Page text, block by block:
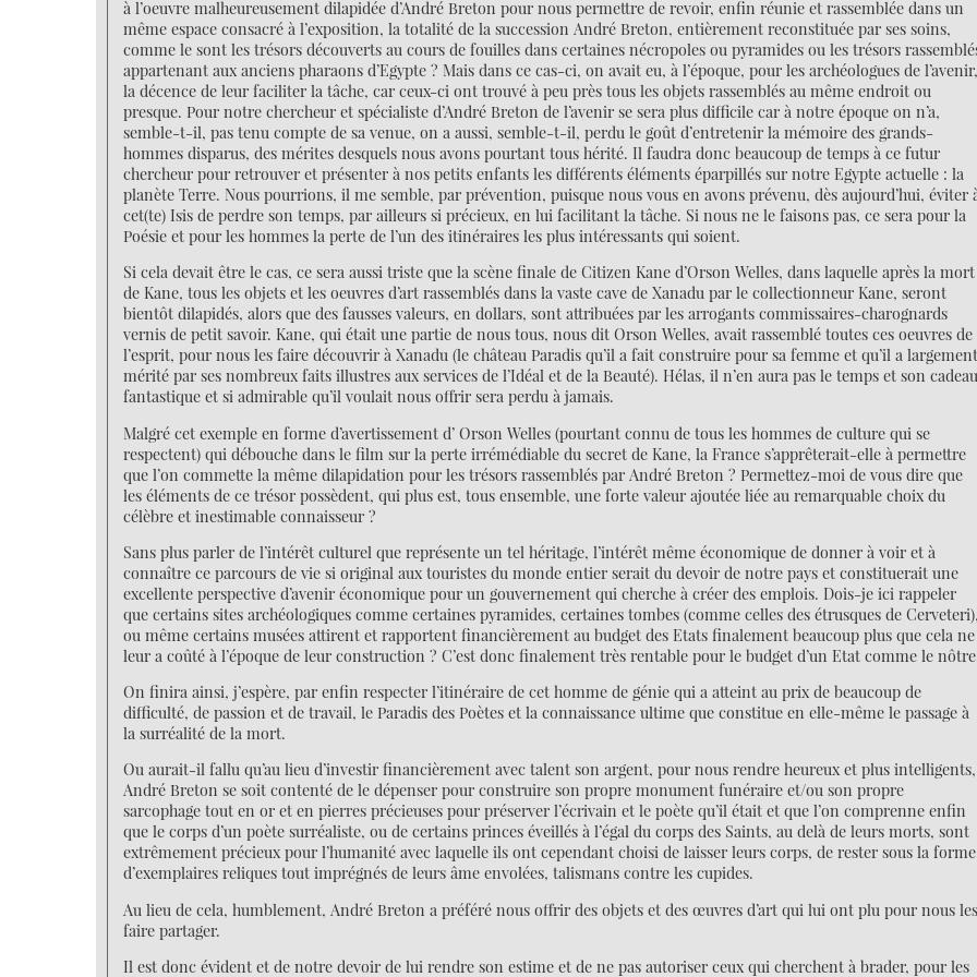
à l’oeuvre malheureusement dilapidée d’André Breton pour nous permettre de revoir, enfin réunie et rassemblée dans un
même espace consacré à l’exposition, la totalité de la succession André Breton, entièrement reconstituée par ses soins,
comme le sont les trésors découverts au cours de fouilles dans certaines nécropoles ou pyramides ou les trésors
appartenant aux anciens pharaons d’Egypte ? Mais dans ce cas-ci, on avait eu, à l’époque, pour les archéologues de l’avenir,
la décence de leur faciliter la tâche, car ceux-ci ont trouvé à peu près tous les objets rassemblés au même endroit ou
presque. Pour notre chercheur et spécialiste d’André Breton de l’avenir se sera plus difficile car à notre époque on n’a,
semble-t-il, pas tenu compte de sa venue, on a aussi, semble-t-il, perdu le goût d’entretenir la mémoire des grands-
hommes disparus, des mérites desquels nous avons pourtant tous hérité. Il faudra donc beaucoup de temps à ce futur
chercheur pour retrouver et présenter à nos petits enfants les différents éléments éparpillés sur notre Egypte actuelle : la
planète Terre. Nous pourrions, il me semble, par prévention, puisque nous vous en avons prévenu, dès aujourd’hui, éviter
cet(te) Isis de perdre son temps, par ailleurs si précieux, en lui facilitant la tâche. Si nous ne le faisons pas, ce sera pour la
Poésie et pour les hommes la perte de l’un des itinéraires les plus intéressants qui soient.
Si cela devait être le cas, ce sera aussi triste que la scène finale de Citizen Kane d’Orson Welles, dans laquelle après la mort
de Kane, tous les objets et les oeuvres d’art rassemblés dans la vaste cave de Xanadu par le collectionneur Kane, seront
bientôt dilapidés, alors que des fausses valeurs, en dollars, sont attribuées par les arrogants commissaires-charognards
vernis de petit savoir. Kane, qui était une partie de nous tous, nous dit Orson Welles, avait rassemblé toutes ces oeuvres de
l’esprit, pour nous les faire découvrir à Xanadu (le château Paradis qu’il a fait construire pour sa femme et qu’il a largement
mérité par ses nombreux faits illustres aux services de l’Idéal et de la Beauté). Hélas, il n’en aura pas le temps et son cadeau
fantastique et si admirable qu’il voulait nous offrir sera perdu à jamais.
Malgré cet exemple en forme d’avertissement d’ Orson Welles (pourtant connu de tous les hommes de culture qui se
respectent) qui débouche dans le film sur la perte irrémédiable du secret de Kane, la France s’apprêterait-elle à permettre
que l’on commette la même dilapidation pour les trésors rassemblés par André Breton ? Permettez-moi de vous dire que
les éléments de ce trésor possèdent, qui plus est, tous ensemble, une forte valeur ajoutée liée au remarquable choix du
célèbre et inestimable connaisseur ?
Sans plus parler de l’intérêt culturel que représente un tel héritage, l’intérêt même économique de donner à voir et à
connaître ce parcours de vie si original aux touristes du monde entier serait du devoir de notre pays et constituerait une
excellente perspective d’avenir économique pour un gouvernement qui cherche à créer des emplois. Dois-je ici rappeler
que certains sites archéologiques comme certaines pyramides, certaines tombes (comme celles des étrusques de Cerveteri),
ou même certains musées attirent et rapportent financièrement au budget des Etats finalement beaucoup plus que cela ne
leur a coûté à l’époque de leur construction ? C’est donc finalement très rentable pour le budget d’un Etat comme le
On finira ainsi, j’espère, par enfin respecter l’itinéraire de cet homme de génie qui a atteint au prix de beaucoup de
difficulté, de passion et de travail, le Paradis des Poètes et la connaissance ultime que constitue en elle-même le passage à
la surréalité de la mort.
Ou aurait-il fallu qu’au lieu d’investir financièrement avec talent son argent, pour nous rendre heureux et plus intelligents,
André Breton se soit contenté de le dépenser pour construire son propre monument funéraire et/ou son propre
sarcophage tout en or et en pierres précieuses pour préserver l’écrivain et le poète qu’il était et que l’on comprenne enfin
que le corps d’un poète surréaliste, ou de certains princes éveillés à l’égal du corps des Saints, au delà de leurs morts, sont
extrêmement précieux pour l’humanité avec laquelle ils ont cependant choisi de laisser leurs corps, de rester sous la forme
d’exemplaires reliques tout imprégnés de leurs âme envolées, talismans contre les cupides.
Au lieu de cela, humblement, André Breton a préféré nous offrir des objets et des œuvres d’art qui lui ont plu pour nous les
faire partager.
Il est donc évident et de notre devoir de lui rendre son estime et de ne pas autoriser ceux qui cherchent à brader, pour les